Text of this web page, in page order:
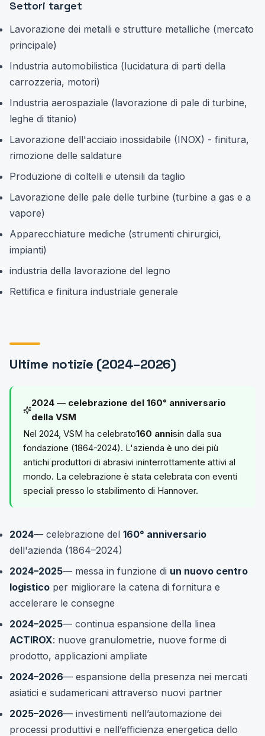
Settori target
Lavorazione dei metalli e strutture metalliche (mercato
principale)
Industria automobilistica (lucidatura di parti della
carrozzeria, motori)
Industria aerospaziale (lavorazione di pale di turbine,
leghe di titanio)
Lavorazione dell'acciaio inossidabile (INOX) - finitura,
rimozione delle saldature
Produzione di coltelli e utensili da taglio
Lavorazione delle pale delle turbine (turbine a gas e a
vapore)
Apparecchiature mediche (strumenti chirurgici,
impianti)
industria della lavorazione del legno
Rettifica e finitura industriale generale
Ultime notizie (2024–2026)
2024 — celebrazione del 160° anniversario
della VSM
Nel 2024, VSM ha celebrato160 annisin dalla sua
fondazione (1864-2024). L'azienda è uno dei più
antichi produttori di abrasivi ininterrottamente attivi al
mondo. La celebrazione è stata celebrata con eventi
speciali presso lo stabilimento di Hannover.
2024— celebrazione del 160° anniversario
dell'azienda (1864–2024)
2024–2025— messa in funzione di un nuovo centro
logistico per migliorare la catena di fornitura e
accelerare le consegne
2024–2025— continua espansione della linea
ACTIROX: nuove granulometrie, nuove forme di
prodotto, applicazioni ampliate
2024–2026— espansione della presenza nei mercati
asiatici e sudamericani attraverso nuovi partner
2025–2026— investimenti nell’automazione dei
processi produttivi e nell’efficienza energetica dello